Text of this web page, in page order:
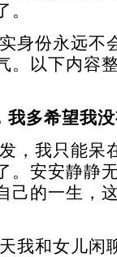
。
身份永远不
。以下内容
多希望我
，我只能呆
。安安静静
己的一生，
我和女儿闲